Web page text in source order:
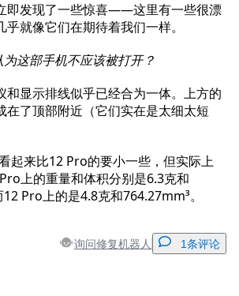
即发现了一些惊喜——这里有一些很漂
就像它们在期待着我们一样。
这部手机不应该被打开？
和显示排线似乎已经合为一体。上方的
在了顶部附近（它们实在是太细太短
起来比12 Pro的要小一些，但实际上
上的重量和体积分别是6.3克和
Pro上的是4.8克和764.27mm³。
询问修复机器人 1条评论